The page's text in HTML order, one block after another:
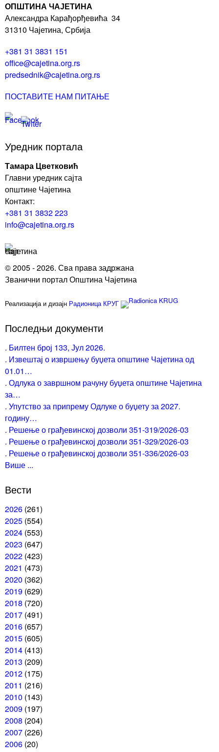
ОПШТИНА ЧАЈЕТИНА
Александра Карађорђевића 34
31310 Чајетина, Србија
+381 31 3831 151
office@cajetina.org.rs
predsednik@cajetina.org.rs
ПОСТАВИТЕ НАМ ПИТАЊЕ
Уредник портала
Тамара Цветковић
Главни уредник сајта
општине Чајетина
Контакт:
+381 31 3832 223
info@cajetina.org.rs
© 2005 - 2026. Сва права задржана
Званични портал Општина Чајетина
Реализација и дизајн Радионица КРУГ
Последњи документи
. Билтен број 133, Јул 2026.
. Извештај о извршењу буџета општине Чајетина од
01.01…
. Одлука о завршном рачуну буџета општине Чајетина
за…
. Упутство за припрему Одлуке о буџету за 2027.
годину…
. Решење о грађевинској дозволи 351-319/2026-03
. Решење о грађевинској дозволи 351-329/2026-03
. Решење о грађевинској дозволи 351-336/2026-03
Више ...
Вести
2026 (261)
2025 (554)
2024 (553)
2023 (647)
2022 (423)
2021 (473)
2020 (362)
2019 (629)
2018 (720)
2017 (491)
2016 (657)
2015 (605)
2014 (413)
2013 (209)
2012 (175)
2011 (216)
2010 (143)
2009 (197)
2008 (204)
2007 (226)
2006 (20)